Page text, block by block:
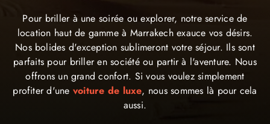
Pour briller à une soirée ou explorer, notre service de
location haut de gamme à Marrakech exauce vos désirs.
Nos bolides d'exception sublimeront votre séjour. Ils sont
parfaits pour briller en société ou partir à l'aventure. Nous
offrons un grand confort. Si vous voulez simplement
profiter d'une voiture de luxe, nous sommes là pour cela
aussi.